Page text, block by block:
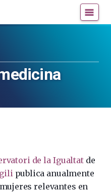
de la Igualtatde
publica anualmente
relevantes en